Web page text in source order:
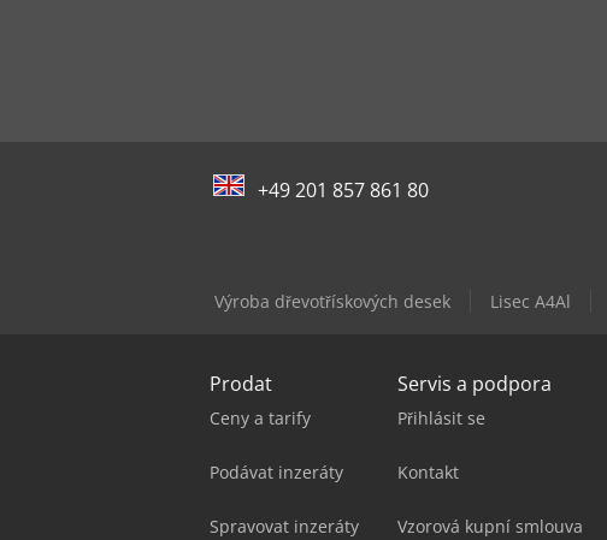
+49 201 857 861 80
Výroba dřevotřískových desek Lisec A4Al
Prodat
Ceny a tarify
Podávat inzeráty
Spravovat inzeráty
Servis a podpora
Přihlásit se
Kontakt
Vzorová kupní smlouva